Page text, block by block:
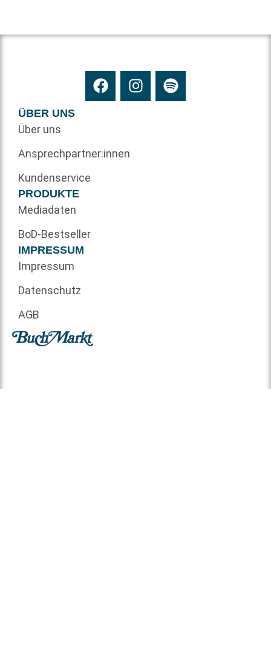
ÜBER UNS
Über uns
Ansprechpartner:innen
Kundenservice
PRODUKTE
Mediadaten
BoD-Bestseller
IMPRESSUM
Impressum
Datenschutz
AGB